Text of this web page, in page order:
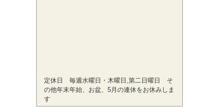
定休日 毎週水曜日・木曜日,第二日曜日 そ
の他年末年始、お盆、5月の連休をお休みしま
す